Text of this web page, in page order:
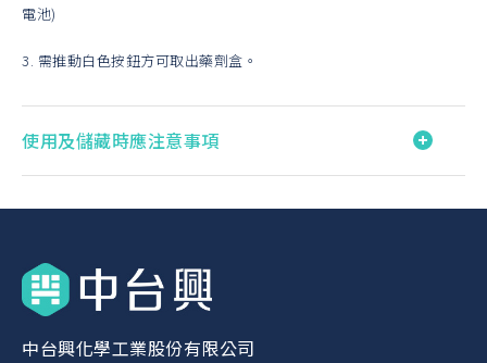
電池)
3. 需推動白色按鈕方可取出藥劑盒。
使用及儲藏時應注意事項
中台興化學工業股份有限公司